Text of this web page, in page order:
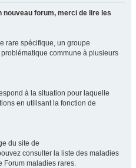
forum, merci de lire les
rare spécifique, un groupe
commune à plusieurs
à la situation pour laquelle
en utilisant la fonction de
du site de
consulter la liste des maladies
Forum maladies rares.